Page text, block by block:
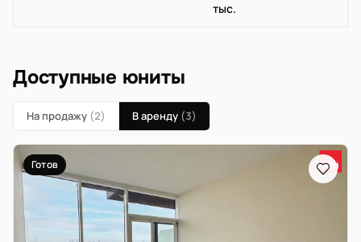
тыс.
Доступные юниты
На продажу (2) В аренду (3)
Готов